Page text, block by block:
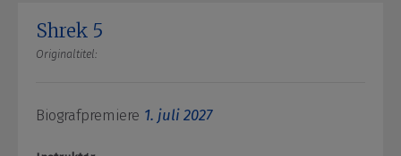
Shrek 5
Originaltitel:
Biografpremiere 1. juli 2027